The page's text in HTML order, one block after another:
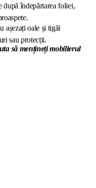
îndepărtarea foliei,
așezați oale și tigăi
sau protecții.
să mențineți mobilierul